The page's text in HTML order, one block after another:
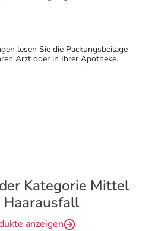
lesen Sie die Packungsbeilage
Arzt oder in Ihrer Apotheke.
Kategorie Mittel
Haarausfall
anzeigen